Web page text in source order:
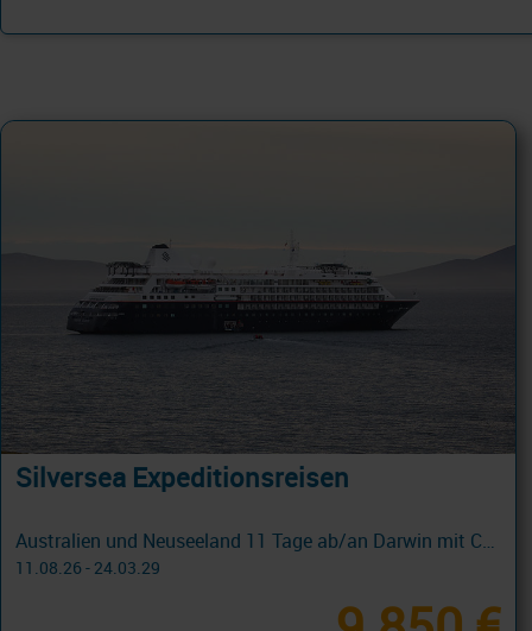
Silversea Expeditionsreisen
Australien und Neuseeland 11 Tage ab/an Darwin mit Cashback
11.08.26 - 24.03.29